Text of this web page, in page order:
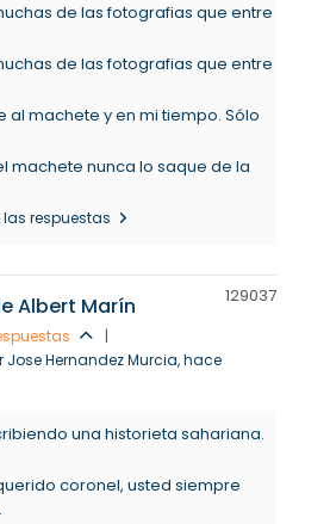
de las fotografias que entre
de las fotografias que entre
al machete y en mi tiempo. Sólo
machete nunca lo saque de la
respuestas
Albert Marín
|
Hernandez Murcia, hace
129037
una historieta sahariana.
coronel, usted siempre